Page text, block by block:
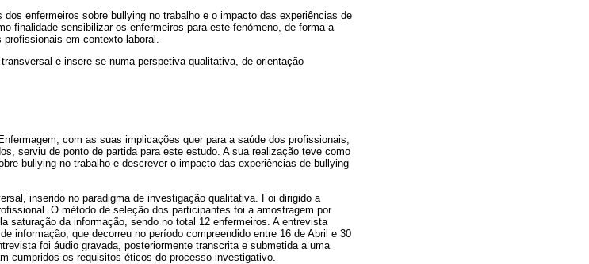
enfermeiros sobre bullying no trabalho e o impacto das experiências de
finalidade sensibilizar os enfermeiros para este fenómeno, de forma a
em contexto laboral.
e insere-se numa perspetiva qualitativa, de orientação
com as suas implicações quer para a saúde dos profissionais,
serviu de ponto de partida para este estudo. A sua realização teve como
bullying no trabalho e descrever o impacto das experiências de bullying
inserido no paradigma de investigação qualitativa. Foi dirigido a
O método de seleção dos participantes foi a amostragem por
saturação da informação, sendo no total 12 enfermeiros. A entrevista
informação, que decorreu no período compreendido entre 16 de Abril e 30
foi áudio gravada, posteriormente transcrita e submetida a uma
cumpridos os requisitos éticos do processo investigativo.